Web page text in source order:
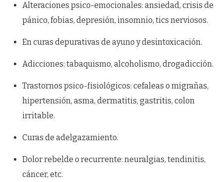
Alteraciones psico-emocionales: ansiedad, crisis de
pánico, fobias, depresión, insomnio, tics nerviosos.
En curas depurativas de ayuno y desintoxicación.
Adicciones: tabaquismo, alcoholismo, drogadicción.
Trastornos psico-fisiológicos: cefaleas o migrañas,
hipertensión, asma, dermatitis, gastritis, colon
irritable.
Curas de adelgazamiento.
Dolor rebelde o recurrente: neuralgias, tendinitis,
cáncer, etc.